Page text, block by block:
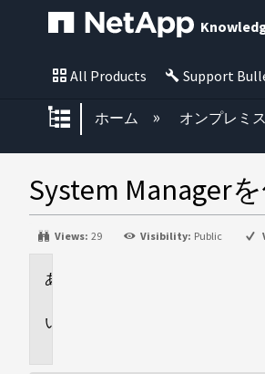
All Products Support
グローバル階層
ホーム オンプレミス
System Manager
Views: 29 Visibility: Public